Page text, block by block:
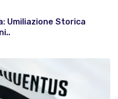
Umiliazione Storica